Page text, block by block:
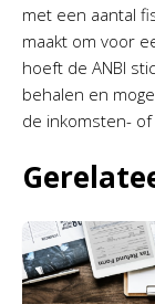
met een aantal
maakt om voor
hoeft de ANBI
behalen en
de inkomsten-